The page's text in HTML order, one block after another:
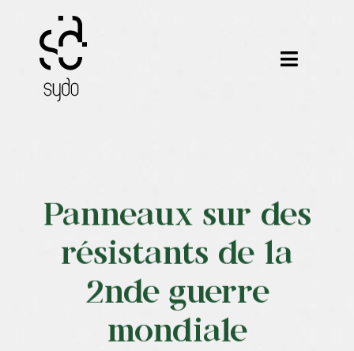
contenu
Toggle
Nos formations
Nos certifications
Nos réalisations
Panneaux sur des
résistants de la
2nde guerre
mondiale